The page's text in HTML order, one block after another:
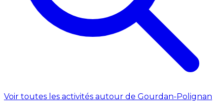
Voir toutes les activités autour de Gourdan-Polignan